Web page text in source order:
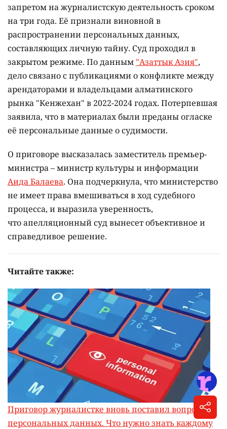
запретом на журналистскую деятельность сроком
на три года. Её признали виновной в
распространении персональных данных,
составляющих личную тайну. Суд проходил в
закрытом режиме. По данным "Азаттык Азия",
дело связано с публикациями о конфликте между
арендаторами и владельцами алматинского
рынка "Кенжехан" в 2022-2024 годах. Потерпевшая
заявила, что в материалах были преданы огласке
её персональные данные о судимости.
О приговоре высказалась заместитель премьер-
министра – министр культуры и информации
Аида Балаева. Она подчеркнула, что министерство
не имеет права вмешиваться в ход судебного
процесса, и выразила уверенность,
что апелляционный суд вынесет объективное и
справедливое решение.
Читайте также:
Приговор журналистке вновь поставил вопрос о
персональных данных. Что нужно знать каждому